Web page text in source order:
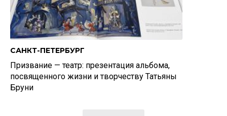
САНКТ-ПЕТЕРБУРГ
Призвание — театр: презентация альбома,
посвященного жизни и творчеству Татьяны
Бруни